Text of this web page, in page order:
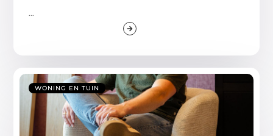
...
WONING EN TUIN